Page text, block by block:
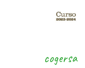
cogersa